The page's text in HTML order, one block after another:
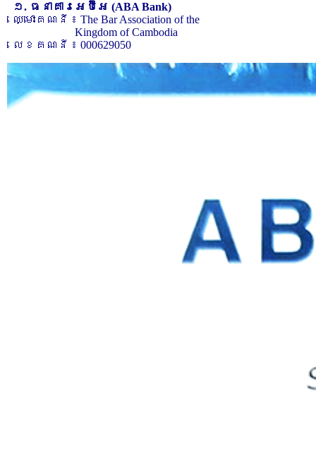
១. ធនាគារអេប៊ីអេ (ABA Bank)
ឈ្មោះគណនី ៖ The Bar Association of the
Kingdom of Cambodia
លេខគណនី ៖ 000629050